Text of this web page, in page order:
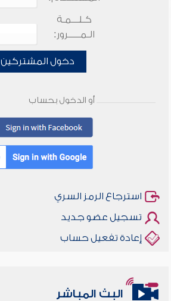
كـلـــمـة
الـمـــــرور:
دخول المشتركين
أو الدخول بحساب
استرجاع الرمز السري
تسجيل عضو جديد
إعادة تفعيل حساب
البث المباشر